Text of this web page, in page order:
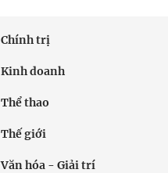
Chính trị
Kinh doanh
Thể thao
Thế giới
Văn hóa - Giải trí